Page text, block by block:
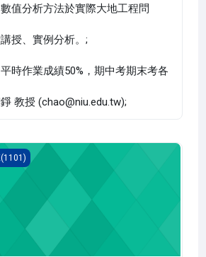
值分析方法於實際大地工程問
授、實例分析。;
時作業成績50%，期中考期末考各
教授 (chao@niu.edu.tw);